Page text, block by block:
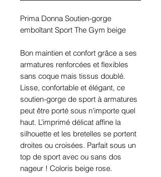
Prima Donna Soutien-gorge
emboîtant Sport The Gym beige
Bon maintien et confort grâce a ses
armatures renforcées et flexibles
sans coque mais tissus doublé.
Lisse, confortable et élégant, ce
soutien-gorge de sport à armatures
peut être porté sous n'importe quel
haut. L’imprimé délicat affine la
silhouette et les bretelles se portent
droites ou croisées. Parfait sous un
top de sport avec ou sans dos
nageur ! Coloris beige rose.